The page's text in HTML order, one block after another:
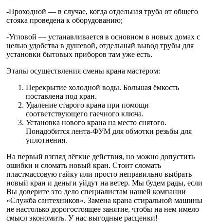
-Проходной — в случае, когда отдельная труба от общего
стояка проведена к оборудованию;
-Угловой — устанавливается в основном в новых домах с
целью удобства в душевой, отдельный вывод трубы для
установки бытовых приборов там уже есть.
Этапы осуществления смены крана мастером:
Перекрытие холодной воды. Большая ёмкость
поставлена под кран.
Удаление старого крана при помощи
соответствующего гаечного ключа.
Установка нового крана на место снятого.
Понадобится лента-ФУМ для обмотки резьбы для
уплотнения.
На первый взгляд лёгкие действия, но можно допустить
ошибки и сломать новый кран. Стоит сломать
пластмассовую гайку или просто неправильно выбрать
новый кран и деньги уйдут на ветер. Мы будем рады, если
Вы доверите это дело специалистам нашей компании
«Служба сантехников». Замена крана стиральной машины
не настолько дорогостоящее занятие, чтобы на нем имело
смысл экономить. У нас выгодные расценки!